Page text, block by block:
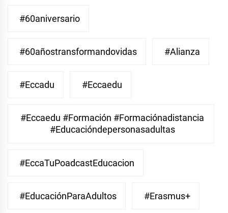
#60aniversario
#60añostransformandovidas #Alianza
#eccadu #eccaedu
#eccaedu #formación #formaciónadistancia
#educacióndepersonasadultas
#EccaTuPoadcastEducacion
#EducaciónParaAdultos #Erasmus+